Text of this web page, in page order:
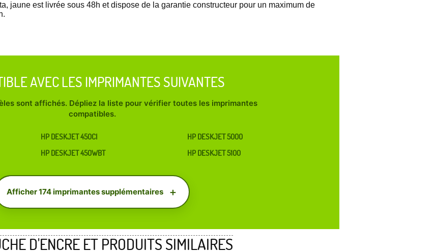
jaune est livrée sous 48h et dispose de la garantie constructeur pour un maximum de
AVEC LES IMPRIMANTES SUIVANTES
sont affichés. Dépliez la liste pour vérifier toutes les imprimantes
compatibles.
HP DESKJET 450CI
HP DESKJET 450WBT
HP DESKJET 5000
HP DESKJET 5100
Afficher 174 imprimantes supplémentaires
D'ENCRE ET PRODUITS SIMILAIRES